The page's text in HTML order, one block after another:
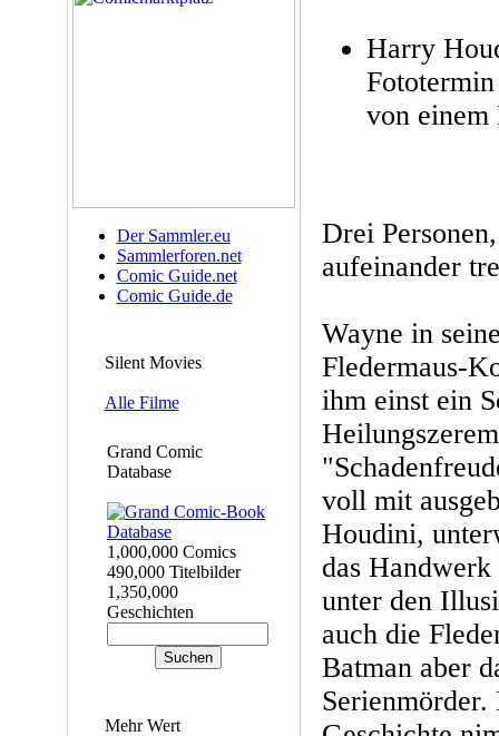
Der Sammler.eu
Sammlerforen.net
Comic Guide.net
Comic Guide.de
Silent Movies
Alle Filme
Grand Comic
Database
1,000,000 Comics
490,000 Titelbilder
1,350,000
Geschichten
Mehr Wert
Harry
von einem
Drei
aufeinander
Wayne in
Fledermaus-
ihm einst ein
voll mit
Houdini,
das
unter den
auch die
Batman aber